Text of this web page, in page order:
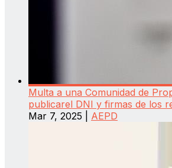
Multa a una Comunidad de
publicarel DNI y firmas de los
Mar 7, 2025
AEPD